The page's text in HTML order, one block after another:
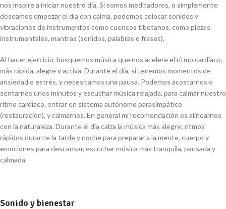
nos inspire a iniciar nuestro día. Si somos meditadores, o simplemente
deseamos empezar el día con calma, podemos colocar sonidos y
vibraciones de instrumentos como cuencos tibetanos, como piezas
instrumentales, mantras (sonidos, palabras o frases).
Al hacer ejercicio, busquemos música que nos acelere el ritmo cardíaco,
más rápida, alegre y activa. Durante el día, si tenemos momentos de
ansiedad o estrés, y necesitamos una pausa. Podemos acostarnos o
sentarnos unos minutos y escuchar música relajada, para calmar nuestro
ritmo cardiaco, entrar en sistema autónomo parasimpático
(restauración), y calmarnos. En general mi recomendación es alinearnos
con la naturaleza. Durante el día calza la música más alegre; ritmos
rápidos durante la tarde y noche para preparar a la mente, cuerpo y
emociones para descansar, escuchar música más tranquila, pausada y
calmada.
Sonido y bienestar